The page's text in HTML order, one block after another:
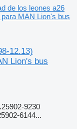
de los leones a26
MAN Lion's bus
12.13)
Lion's bus
9230
6144...